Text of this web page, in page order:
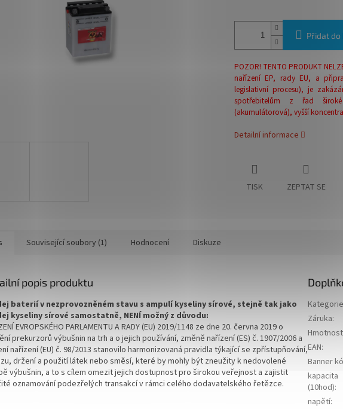
Přidat do
POZOR! TENTO PRODUKT
nařízení EP, rady EU, a
legislativní procesu), je
spotřebitelům z řad
(akumulátorová), vyšší
Detailní informace
TISK ZEPTAT SE
Související soubory (1) Hodnocení Diskuze
popis produktu
baterií v nezprovozněném stavu s ampulí kyseliny sírové, stejně tak jako
kyseliny sírové samostatně, NENÍ možný z důvodu:
EVROPSKÉHO PARLAMENTU A RADY (EU) 2019/1148 ze dne 20. června 2019 o
prekurzorů výbušnin na trh a o jejich používání, změně nařízení (ES) č. 1907/2006 a
nařízení (EU) č. 98/2013 stanovilo harmonizovaná pravidla týkající se zpřístupňování,
držení a použití látek nebo směsí, které by mohly být zneužity k nedovolené
výbušnin, a to s cílem omezit jejich dostupnost pro širokou veřejnost a zajistit
oznamování podezřelých transakcí v rámci celého dodavatelského řetězce.
Kategorie
Záruka:
Hmotnost
EAN:
Banner
kapacita
(10hod):
napětí: